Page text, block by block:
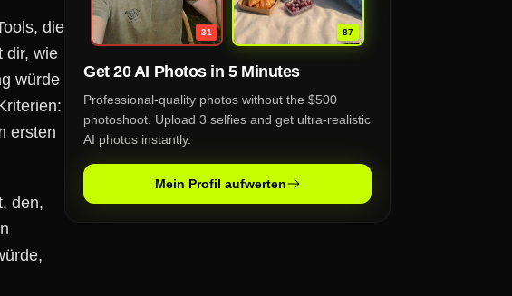
die
dir, wie
würde
ersten
den,
31 87
Get 20 AI Photos in 5 Minutes
Professional-quality photos without the $500
photoshoot. Upload 3 selfies and get ultra-realistic
AI photos instantly.
Mein Profil aufwerten